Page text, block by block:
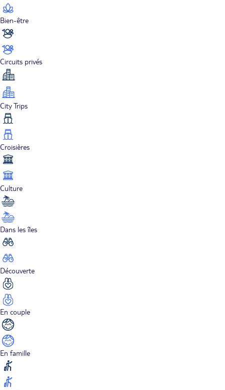
Bien-être
Circuits privés
City Trips
Croisières
Culture
Dans les îles
Découverte
En couple
En famille